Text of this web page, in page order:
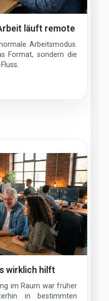
läuft remote
Format, sondern die
wirklich hilft
in bestimmten